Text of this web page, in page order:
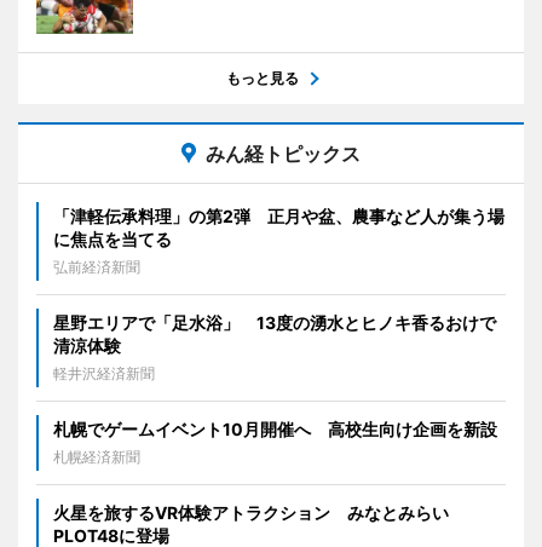
もっと見る
みん経トピックス
「津軽伝承料理」の第2弾 正月や盆、農事など人が集う場
に焦点を当てる
弘前経済新聞
星野エリアで「足水浴」 13度の湧水とヒノキ香るおけで
清涼体験
軽井沢経済新聞
札幌でゲームイベント10月開催へ 高校生向け企画を新設
札幌経済新聞
火星を旅するVR体験アトラクション みなとみらい
PLOT48に登場